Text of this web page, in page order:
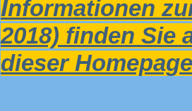
Informationen
2018) finden Sie
dieser